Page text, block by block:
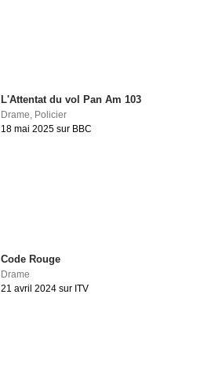
L'Attentat du vol Pan Am 103
Drame, Policier
18 mai 2025 sur BBC
Code Rouge
Drame
21 avril 2024 sur ITV